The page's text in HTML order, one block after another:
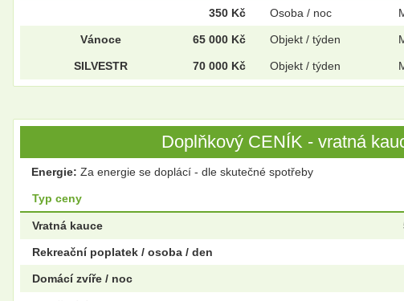
350 Kč Osoba / noc
Vánoce 65 000 Kč Objekt / týden
SILVESTR 70 000 Kč Objekt / týden
Doplňkový CENÍK - vratná
Energie: Za energie se doplácí - dle skutečné spotřeby
Typ ceny
Vratná kauce
Rekreační poplatek / osoba / den
Domácí zvíře / noc